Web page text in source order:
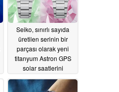
Seiko, sınırlı sayıda
üretilen serinin bir
parçası olarak yeni
titanyum Astron GPS
solar saatlerini
piyasaya sürüyor
06/02/2026